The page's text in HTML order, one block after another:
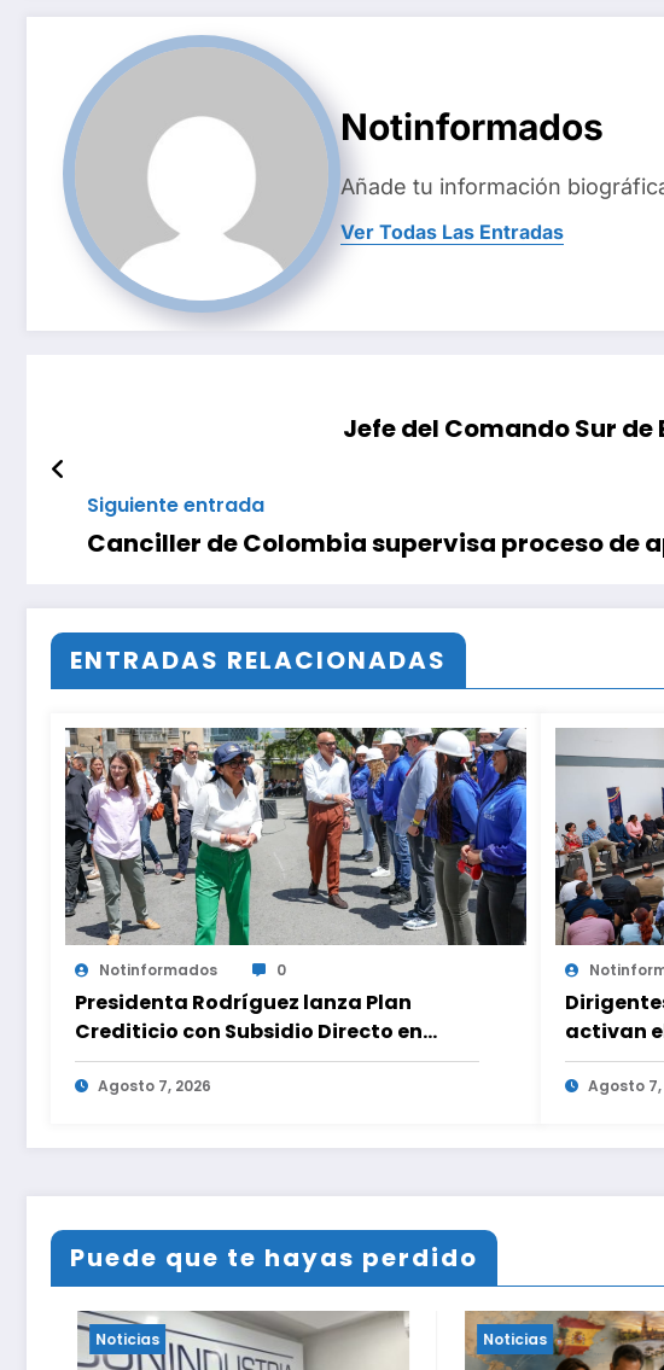
Notinformados
Añade tu información
Ver Todas Las Entradas
Jefe del Comando Sur
Siguiente entrada
Canciller de Colombia supervisa proceso de
ENTRADAS RELACIONADAS
Notinformados 0
Presidenta Rodríguez lanza Plan
Crediticio con Subsidio Directo en
encuentro con Juntas de Condominio
Agosto 7, 2026
activan
desde
Agosto 7,
Puede que te hayas perdido
Noticias